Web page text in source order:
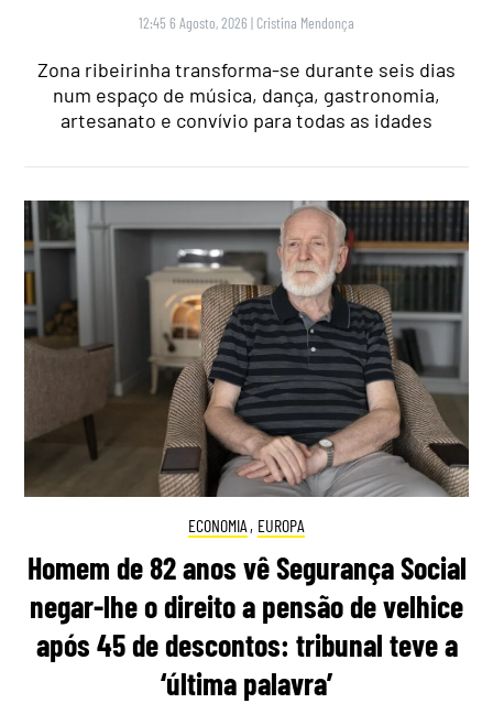
12:45 6 Agosto, 2026 | Cristina Mendonça
Zona ribeirinha transforma-se durante seis dias
num espaço de música, dança, gastronomia,
artesanato e convívio para todas as idades
ECONOMIA , EUROPA
Homem de 82 anos vê Segurança Social
negar-lhe o direito a pensão de velhice
após 45 de descontos: tribunal teve a
‘última palavra’